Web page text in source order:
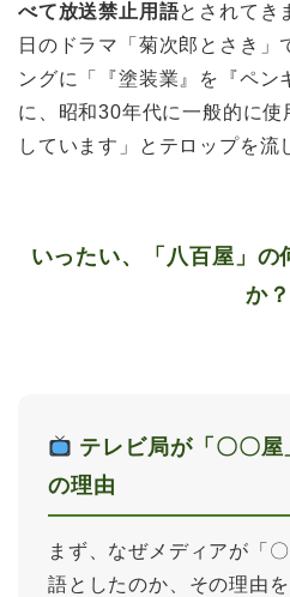
べて放送禁止用語とされてき
日のドラマ「菊次郎とさき」
ングに「『塗装業』を『ペン
に、昭和30年代に一般的に使
しています」とテロップを流
いったい、「八百屋」の
か？
テレビ局が「〇〇
の理由
まず、なぜメディアが「
語としたのか、その理由